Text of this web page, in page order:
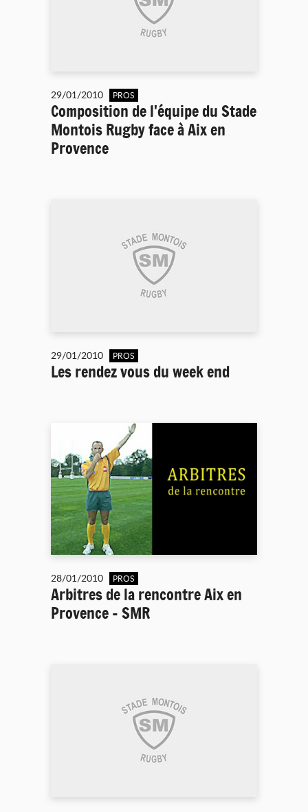
29/01/2010 PROS
Composition de l'équipe du Stade
Montois Rugby face à Aix en
Provence
29/01/2010 PROS
Les rendez vous du week end
28/01/2010 PROS
Arbitres de la rencontre Aix en
Provence - SMR